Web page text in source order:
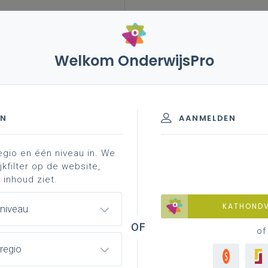
problematisch
de Commissie voor Onderwijs een
daar was al een actuele vraag
Welkom OnderwijsPro
AANMELDEN
of
en één niveau in. We
op de website,
ziet.